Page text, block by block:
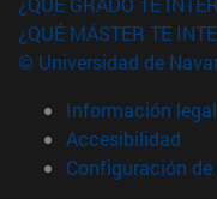
¿QUÉ MÁSTER TE
© Universidad de
Información legal
Accesibilidad
Configuración